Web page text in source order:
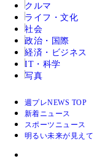
クルマ
ライフ・文化
社会
政治・国際
経済・ビジネス
IT・科学
写真
週プレNEWS TOP
新着ニュース
スポーツニュース
明るい未来が見え